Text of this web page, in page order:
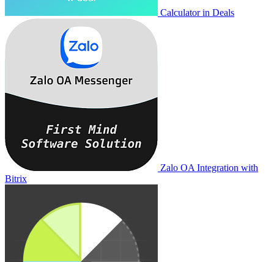
Calculator in Deals
Zalo OA Integration with
Bitrix